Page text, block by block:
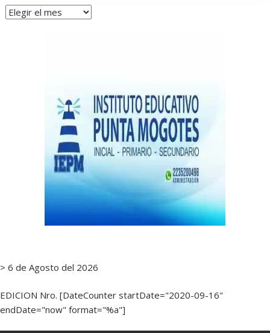
Archivos
> 6 de Agosto del 2026
EDICION Nro. [DateCounter startDate="2020-09-16"
endDate="now" format="%a"]